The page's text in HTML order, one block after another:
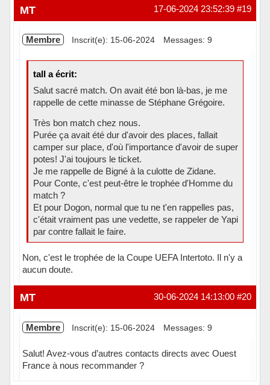
#19
17-06-2024 23:52:39
MT
Membre Inscrit(e): 15-06-2024 Messages: 9
tall a écrit:
Salut sacré match. On avait été bon là-bas, je me
rappelle de cette minasse de Stéphane Grégoire.
Très bon match chez nous.
Purée ça avait été dur d'avoir des places, fallait
camper sur place, d'où l'importance d'avoir de super
potes! J'ai toujours le ticket.
Je me rappelle de Bigné à la culotte de Zidane.
Pour Conte, c'est peut-être le trophée d'Homme du
match ?
Et pour Dogon, normal que tu ne t'en rappelles pas,
c'était vraiment pas une vedette, se rappeler de Yapi
par contre fallait le faire.
Non, c'est le trophée de la Coupe UEFA Intertoto. Il n'y a
aucun doute.
Hors ligne #20
30-06-2024 14:13:00
MT
Membre Inscrit(e): 15-06-2024 Messages: 9
Salut! Avez-vous d’autres contacts directs avec Ouest
France à nous recommander ?